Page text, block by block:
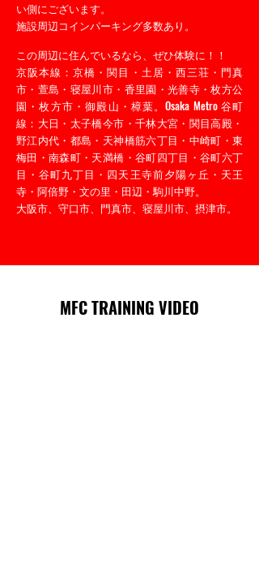
い側にございます。
施設周辺コインパーキング多数あり。
この周辺に住んでいるなら、ぜひ体験に！！
京阪本線：京橋・関目・土居・西三荘・門真
市・萱島・寝屋川市・香里園・光善寺・枚方公
園・枚方市・御殿山・樟葉。Osaka Metro 谷町
線：大日・太子橋今市・千林大宮・関目高殿・
野江内代・都島・天神橋筋六丁目・中崎町・東
梅田・南森町・天満橋・谷町四丁目・谷町六丁
目・谷町九丁目・四天王寺前夕陽ヶ丘・天王
寺・阿倍野・文の里・田辺・駒川中野。
大阪市、守口市、門真市、寝屋川市、摂津市。
MFC TRAINING VIDEO